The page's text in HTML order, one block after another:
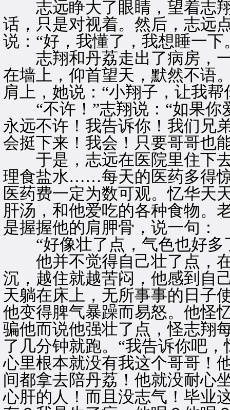
志远睁大了眼睛，望着志翔
话，只是对视着。然后，志远
说：“好，我懂了，我想睡一下
志翔和丹荔走出了病房，一
在墙上，仰首望天，默然不语
肩上，她说：“小翔子，让我
“不许！”志翔说：“如果你
永远不许！我告诉你！我们兄
会挺下来！我会！只要哥哥也
于是，志远在医院里住下去
理食盐水……每天的医药多得
医药费一定为数可观。忆华天
肝汤，和他爱吃的各种食物。
是握握他的肩胛骨，说一句：
“好像壮了点，气色也好多
他并不觉得自己壮了点，在
沉，越住就越苦闷，他感到自
天躺在床上，无所事事的日子
他变得脾气暴躁而易怒。他怪
骗他而说他强壮了点，怪志翔
了几分钟就跑。“我告诉你吧
心里根本就没有我这个哥哥！
间都拿去陪丹荔！他就没耐心
心肝的人！而且没志气！毕业